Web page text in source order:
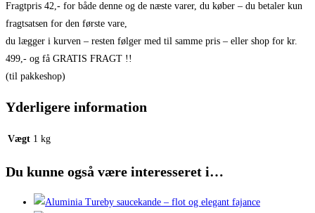
Fragtpris 42,- for både denne og de næste varer, du køber – du betaler kun
fragtsatsen for den første vare,
du lægger i kurven – resten følger med til samme pris – eller shop for kr.
499,- og få GRATIS FRAGT !!
(til pakkeshop)
Yderligere information
Vægt 1 kg
Du kunne også være interesseret i…